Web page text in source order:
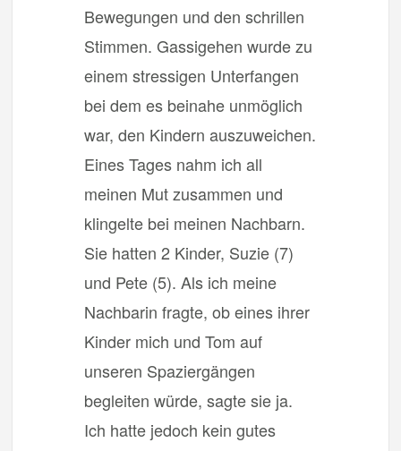
Bewegungen und den schrillen
Stimmen. Gassigehen wurde zu
einem stressigen Unterfangen
bei dem es beinahe unmöglich
war, den Kindern auszuweichen.
Eines Tages nahm ich all
meinen Mut zusammen und
klingelte bei meinen Nachbarn.
Sie hatten 2 Kinder, Suzie (7)
und Pete (5). Als ich meine
Nachbarin fragte, ob eines ihrer
Kinder mich und Tom auf
unseren Spaziergängen
begleiten würde, sagte sie ja.
Ich hatte jedoch kein gutes